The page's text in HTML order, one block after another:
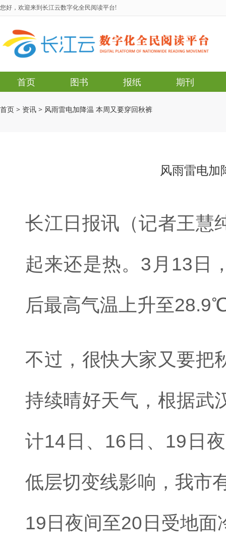
您好，欢迎来到长江云数字化全民阅读平台!
首页 图书 报纸 期刊
首页 > 资讯 > 风雨雷电加降温 本周又要穿回秋裤
风雨雷电加
长江日报讯（记者王慧
起来还是热。3月13日
后最高气温上升至
不过，很快大家又要把
持续晴好天气，根据武
计14日、16日、19日
低层切变线影响，我市
19日夜间至20日受地面